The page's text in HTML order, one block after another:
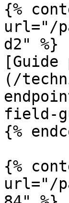
{%
url="/
d2" %}
(/
field-
{%
{%
url="/